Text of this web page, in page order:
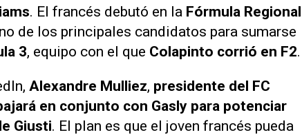
. El francés debutó en la Fórmula Regional
de los principales candidatos para sumarse
3, equipo con el que Colapinto corrió en F2.
Alexandre Mulliez, presidente del FC
en conjunto con Gasly para potenciar
Giusti. El plan es que el joven francés pueda